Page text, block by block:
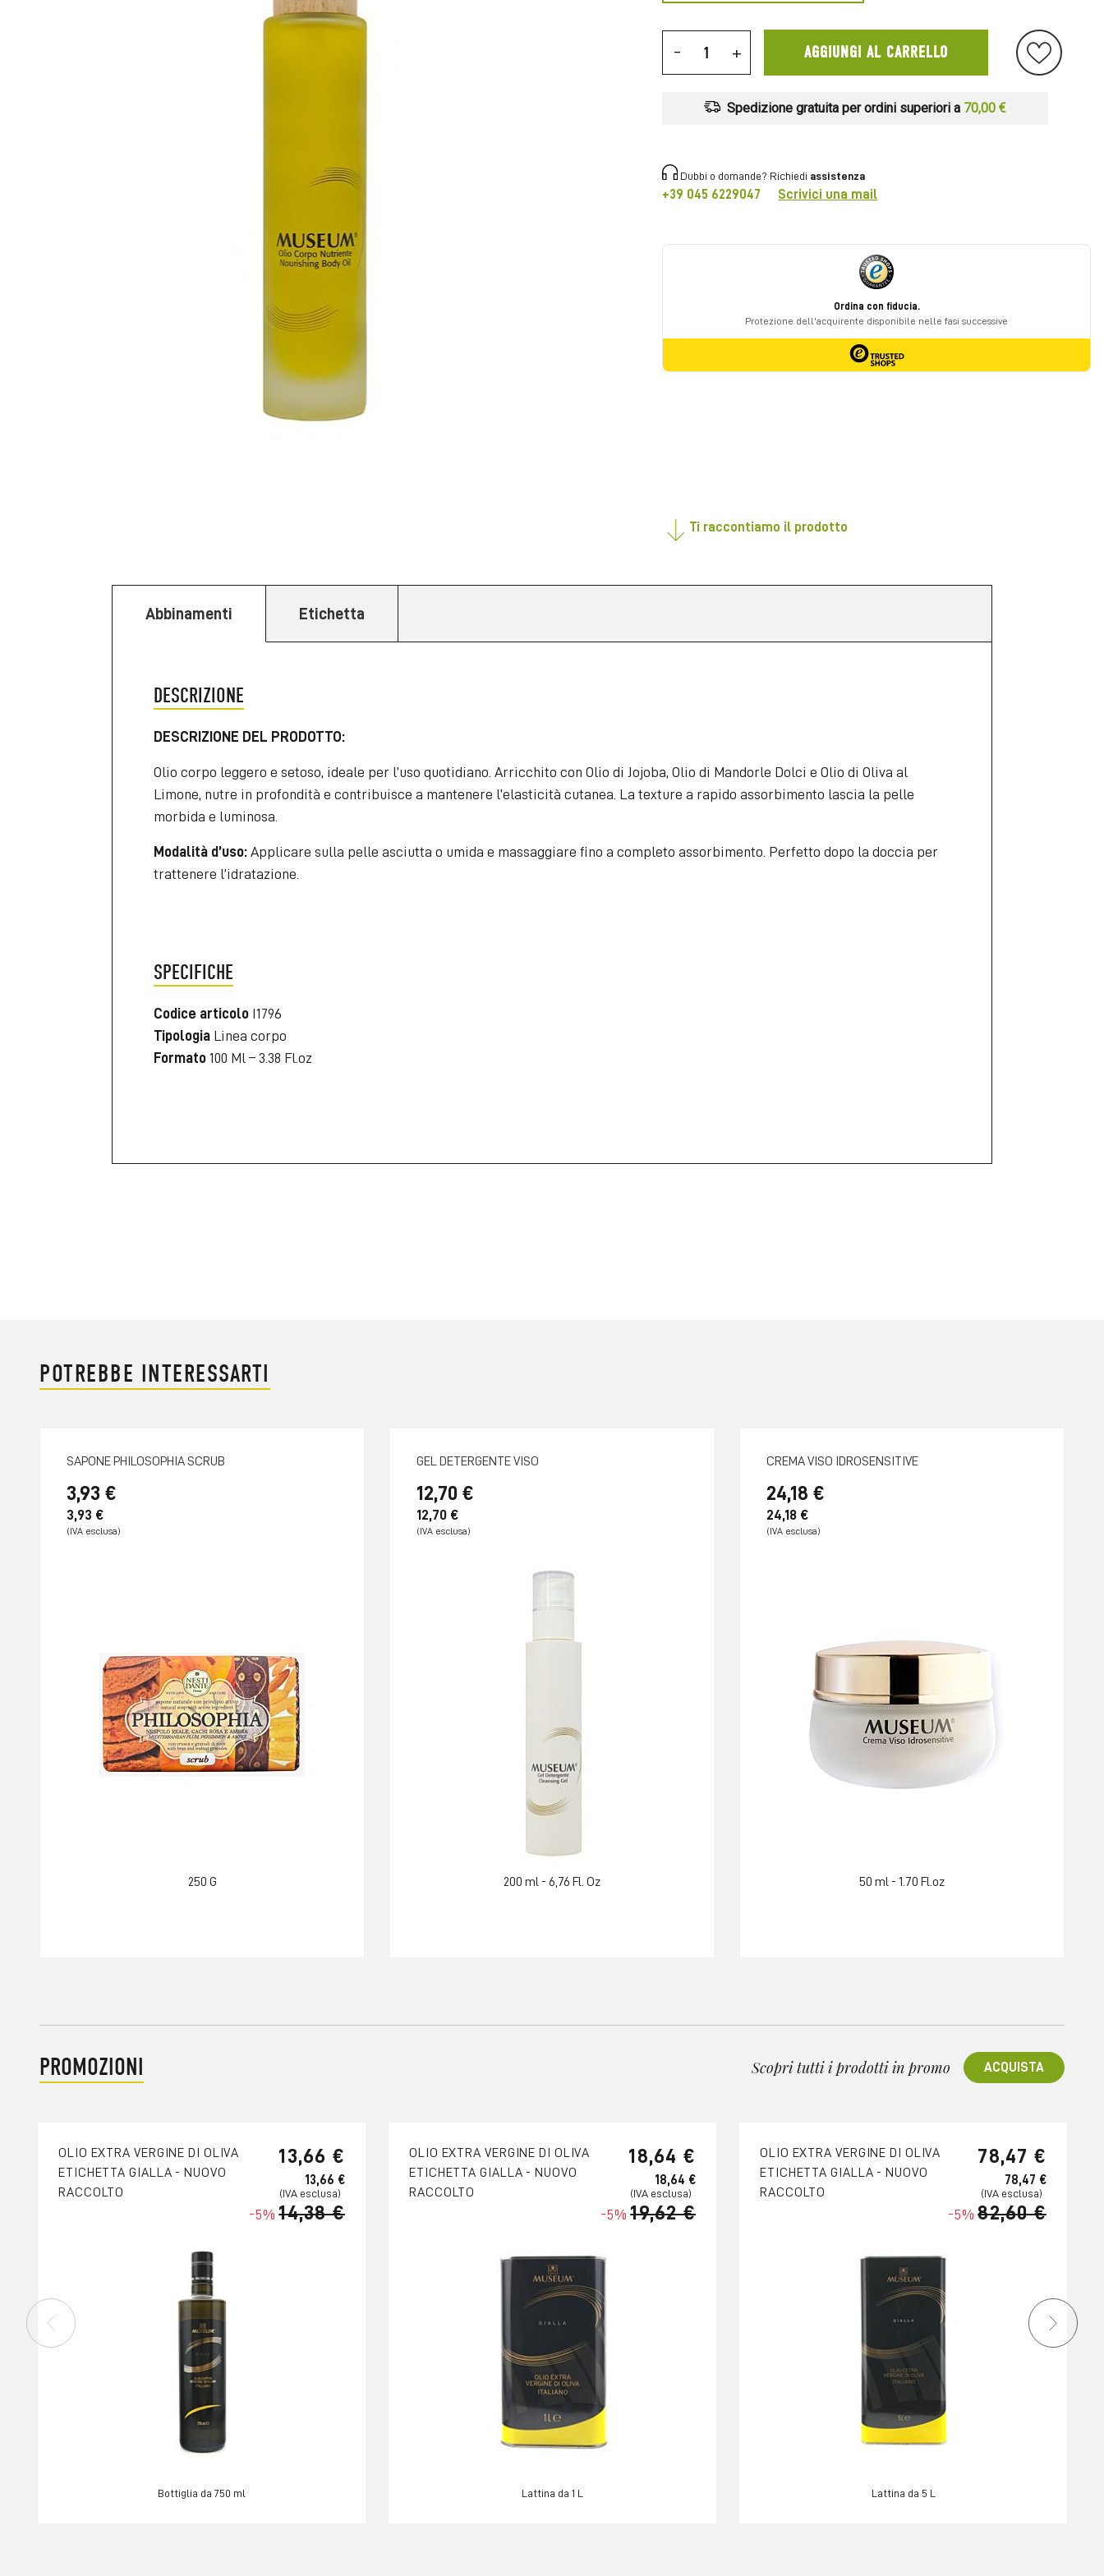
- + AGGIUNGI AL CARRELLO
Spedizione gratuita per ordini superiori a 70,00 €
Dubbi o domande? Richiedi assistenza
+39 045 6229047 Scrivici una mail
Ti raccontiamo il prodotto
Abbinamenti Etichetta
DESCRIZIONE
DESCRIZIONE DEL PRODOTTO:
Olio corpo leggero e setoso, ideale per l’uso quotidiano. Arricchito con Olio di Jojoba, Olio di Mandorle Dolci e Olio di Oliva al
Limone, nutre in profondità e contribuisce a mantenere l’elasticità cutanea. La texture a rapido assorbimento lascia la pelle
morbida e luminosa.
Modalità d’uso: Applicare sulla pelle asciutta o umida e massaggiare fino a completo assorbimento. Perfetto dopo la doccia per
trattenere l’idratazione.
SPECIFICHE
Codice articolo I1796
Tipologia
Linea corpo
Formato 100 Ml – 3.38 Fl.oz
POTREBBE INTERESSARTI
SAPONE PHILOSOPHIA SCRUB
3,93 €
3,93 €
250 G
GEL DETERGENTE VISO
12,70 €
12,70 €
200 ml - 6,76 Fl. Oz
CREMA VISO IDROSENSITIVE
24,18 €
24,18 €
50 ml - 1.70 Fl.oz
PROMOZIONI Scopri tutti i prodotti in promo ACQUISTA
OLIO EXTRA VERGINE DI OLIVA
ETICHETTA GIALLA - NUOVO
RACCOLTO
-5% 14,38 €
13,66 €
13,66 €
Bottiglia da 750 ml
OLIO EXTRA VERGINE DI OLIVA
ETICHETTA GIALLA - NUOVO
RACCOLTO
-5% 19,62 €
18,64 €
18,64 €
Lattina da 1 L
OLIO EXTRA VERGINE DI OLIVA
ETICHETTA GIALLA - NUOVO
RACCOLTO
-5% 82,60 €
78,47 €
78,47 €
Lattina da 5 L